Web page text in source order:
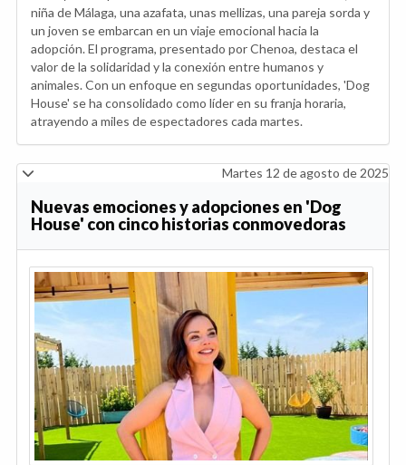
niña de Málaga, una azafata, unas mellizas, una pareja sorda y
un joven se embarcan en un viaje emocional hacia la
adopción. El programa, presentado por Chenoa, destaca el
valor de la solidaridad y la conexión entre humanos y
animales. Con un enfoque en segundas oportunidades, 'Dog
House' se ha consolidado como líder en su franja horaria,
atrayendo a miles de espectadores cada martes.
Martes 12 de agosto de 2025
Nuevas emociones y adopciones en 'Dog
House' con cinco historias conmovedoras